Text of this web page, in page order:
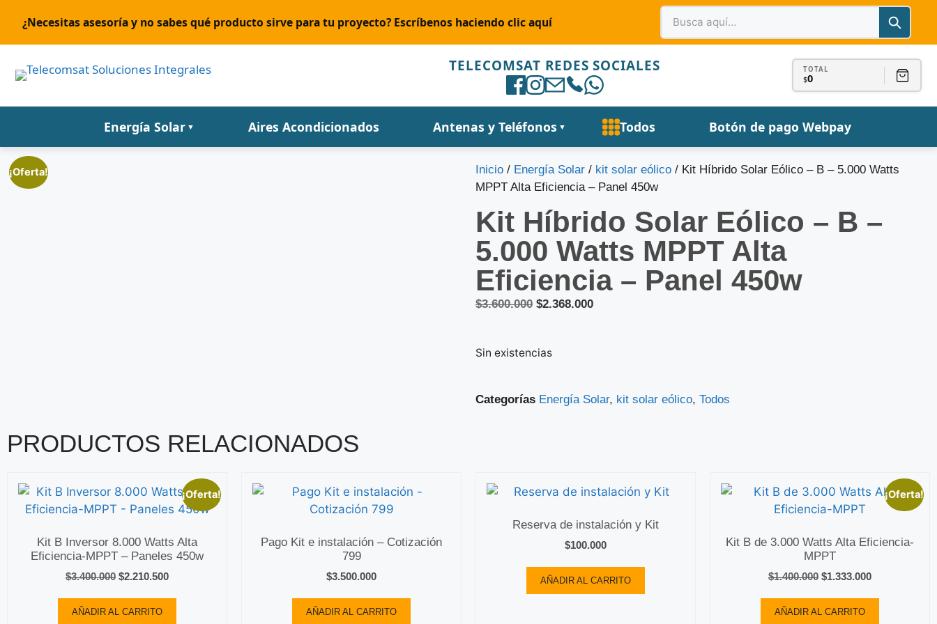
¿Necesitas asesoría y no sabes qué producto sirve para tu proyecto? Escríbenos haciendo clic aquí
TELECOMSAT REDES SOCIALES TOTAL
$0
Energía Solar ▼ Aires Acondicionados Antenas y Teléfonos ▼ Todos Botón de pago Webpay
¡Oferta! Inicio / Energía Solar / kit solar eólico / Kit Híbrido Solar Eólico – B – 5.000 Watts
MPPT Alta Eficiencia – Panel 450w
Kit Híbrido Solar Eólico – B –
5.000 Watts MPPT Alta
Eficiencia – Panel 450w
$3.600.000 $2.368.000
Sin existencias
Categorías Energía Solar, kit solar eólico, Todos
PRODUCTOS RELACIONADOS
¡Oferta!
Kit B Inversor 8.000 Watts Alta
Eficiencia-MPPT – Paneles 450w
$3.400.000 $2.210.500
AÑADIR AL CARRITO
Pago Kit e instalación – Cotización
799
$3.500.000
AÑADIR AL CARRITO
Reserva de instalación y Kit
$100.000
AÑADIR AL CARRITO
¡Oferta!
Kit B de 3.000 Watts Alta Eficiencia-
MPPT
$1.400.000 $1.333.000
AÑADIR AL CARRITO